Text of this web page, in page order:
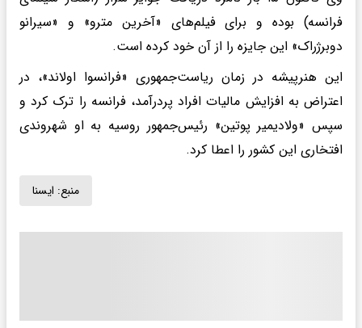
فرانسه) بوده و برای فیلم‌های «آخرین مترو» و «سیرانو
دوبرژراک» این جایزه را از آن خود کرده است.
این هنرپیشه در زمان ریاست‌جمهوری «فرانسوا اولاند»، در
اعتراض به افزایش مالیات افراد پردرآمد، فرانسه را ترک کرد و
سپس «ولادیمیر پوتین» رئیس‌جمهور روسیه به او شهروندی
افتخاری این کشور را اعطا کرد.
منبع: ایسنا